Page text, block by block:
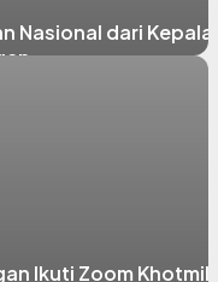
Nasional dari Kepala
Ikuti Zoom Khotmil